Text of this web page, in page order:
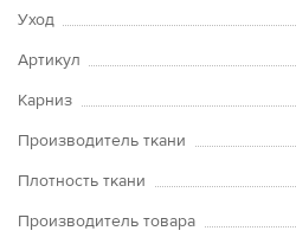
Уход
Артикул
Карниз
Производитель ткани
Плотность ткани
Производитель товара